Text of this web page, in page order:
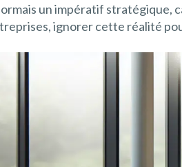
un impératif stratégique,
ignorer cette réalité